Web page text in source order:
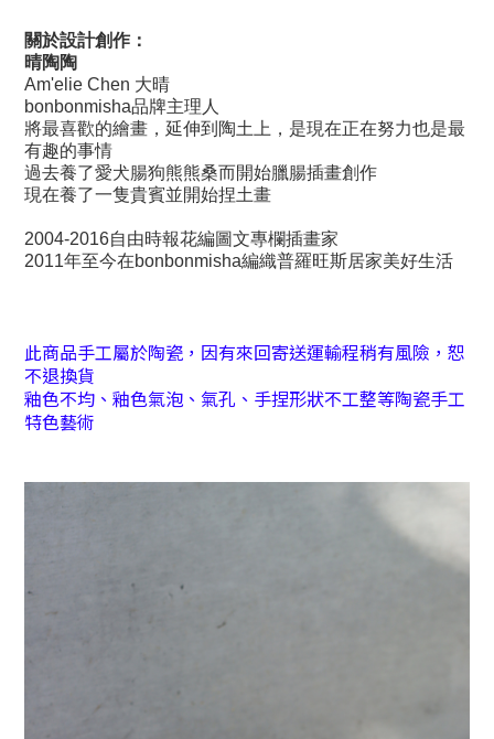
關於設計創作：
晴陶陶
Am'elie Chen 大晴
bonbonmisha品牌主理人
將最喜歡的繪畫，延伸到陶土上， 是現在正在努力也是最
有趣的事情
過去養了愛犬腸狗熊熊桑而開始臘腸插畫創作
現在養了一隻貴賓並開始捏土畫
2004-2016自由時報花編圖文專欄插畫家
2011年至今在bonbonmisha編織普羅旺斯居家美好生活
此商品手工屬於陶瓷，因有來回寄送運輸程稍有風險，恕
不退換貨
釉色不均、釉色氣泡、氣孔、手捏形狀不工整等陶瓷手工
特色藝術